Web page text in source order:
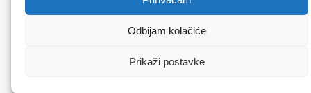
Odbijam kolačiće
Prikaži postavke
© 2022 Međimurska županija. Sva prava pridržana.